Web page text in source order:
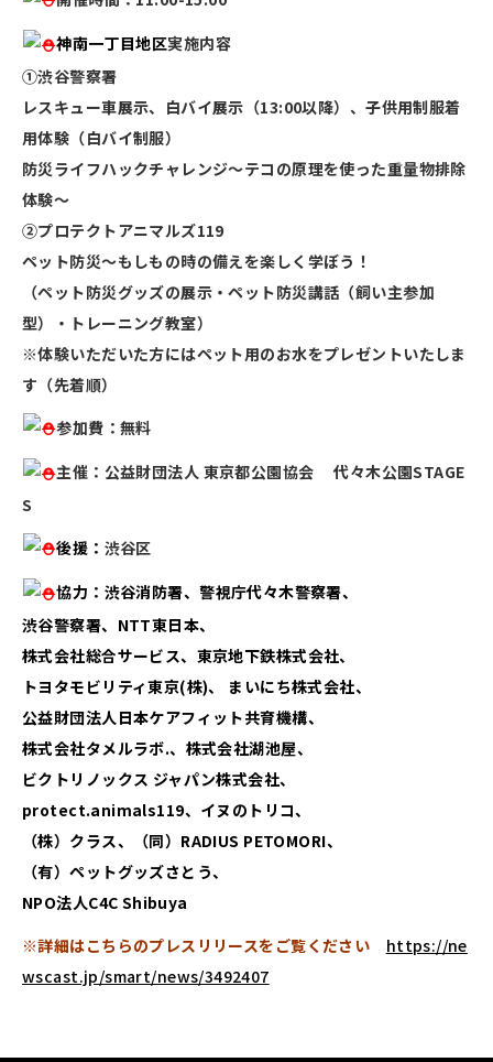
神南一丁目地区実施内容
①渋谷警察署
レスキュー車展示、白バイ展示（13:00以降）、子供用制服着
用体験（白バイ制服）
防災ライフハックチャレンジ～テコの原理を使った重量物排除
体験～
②プロテクトアニマルズ119
ペット防災～もしもの時の備えを楽しく学ぼう！
（ペット防災グッズの展示・ペット防災講話（飼い主参加
型）・トレーニング教室）
※体験いただいた方にはペット用のお水をプレゼントいたしま
す（先着順）
参加費：無料
主催：公益財団法人 東京都公園協会
代々木公園STAGE
S
後援： 渋谷区
協力：渋谷消防署、警視庁代々木警察署、
渋谷警察署、NTT東日本、
株式会社総合サービス、東京地下鉄株式会社、
トヨタモビリティ東京(株)、 まいにち株式会社、
公益財団法人日本ケアフィット共育機構、
株式会社タメルラボ.、株式会社湖池屋、
ビクトリノックス ジャパン株式会社、
protect.animals119、イヌのトリコ、
（株）クラス、（同）RADIUS PETOMORI、
（有）ペットグッズさとう、
NPO法人C4C Shibuya
※詳細はこちらのプレスリリースをご覧ください
https://ne
wscast.jp/smart/news/3492407